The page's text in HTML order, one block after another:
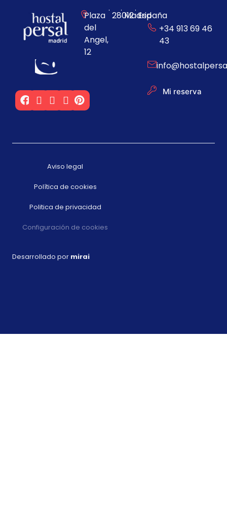
Plaza
del
Angel,
12
28012MadridEspaña
+34 913 69 46
43
Mi reserva
Aviso legal
Política de cookies
Politica de privacidad
Configuración de cookies
Desarrollado por mirai